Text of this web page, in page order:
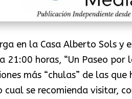
en la Casa Alberto Sols
21:00 horas, “Un Paseo
más “chulas” de las
cual se recomienda visitar,